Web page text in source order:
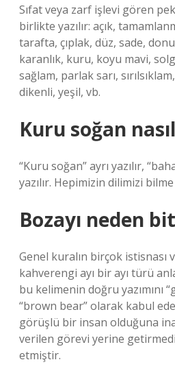
Sıfat veya zarf işlevi gören
birlikte yazılır: açık,
tarafta, çıplak, düz, sade,
karanlık, kuru, koyu mavi,
sağlam, parlak sarı,
dikenli, yeşil, vb.
Kuru soğan
“Kuru soğan” ayrı yazılır,
yazılır. Hepimizin dilimizi bilme
Bozayı neden
Genel kuralın birçok istisnası
kahverengi ayı bir ayı türü
bu kelimenin doğru yazımını
“brown bear” olarak kabul
görüşlü bir insan olduğuna
verilen görevi yerine
etmiştir.